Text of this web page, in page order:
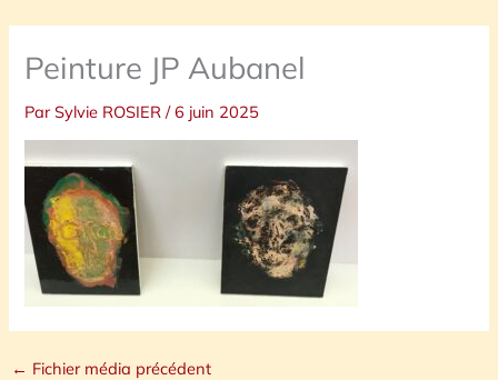
Peinture JP Aubanel
ParSylvie ROSIER/6 juin 2025
← Fichier média précédent